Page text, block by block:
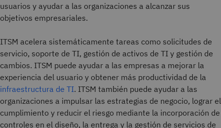
usuarios y ayudar a las organizaciones a alcanzar sus
objetivos empresariales.
ITSM acelera sistemáticamente tareas como solicitudes de
servicio, soporte de TI, gestión de activos de TI y gestión de
cambios. ITSM puede ayudar a las empresas a mejorar la
experiencia del usuario y obtener más productividad de la
infraestructura de TI. ITSM también puede ayudar a las
organizaciones a impulsar las estrategias de negocio, lograr el
cumplimiento y reducir el riesgo mediante la incorporación de
controles en el diseño, la entrega y la gestión de servicios de